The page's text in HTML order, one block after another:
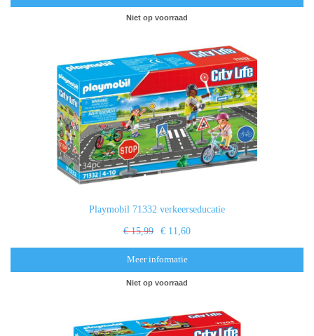
Niet op voorraad
Playmobil 71332 verkeerseducatie
€ 15,99 € 11,60
Meer informatie
Niet op voorraad